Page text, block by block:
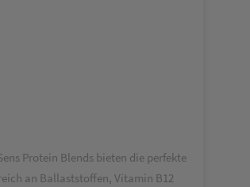
Protein Blends bieten die perfekte
an Ballaststoffen, Vitamin B12